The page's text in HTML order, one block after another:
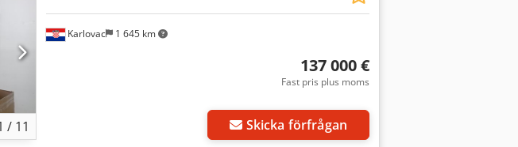
/ 11
Karlovac 1 645 km
137 000 €
Fast pris plus moms
Skicka förfrågan